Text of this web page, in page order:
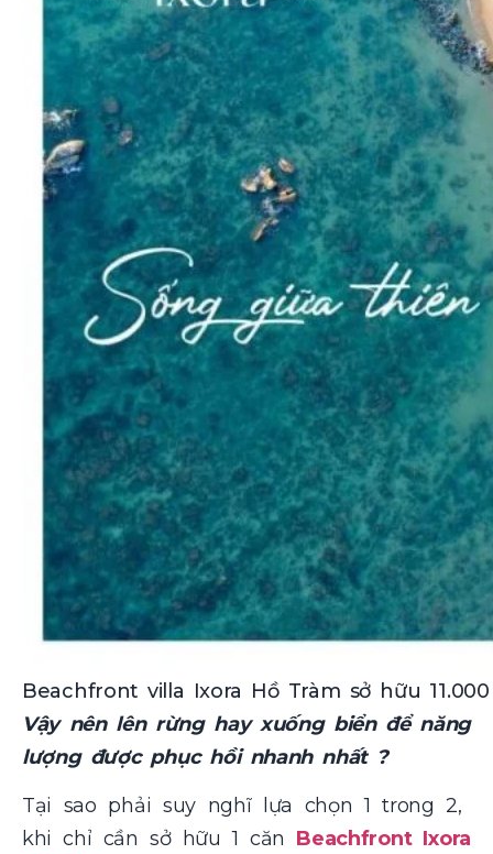
Beachfront villa Ixora Hồ Tràm sở hữu
Vậy nên lên rừng hay xuống biển để năng
lượng được phục hồi nhanh nhất ?
Tại sao phải suy nghĩ lựa chọn 1 trong 2,
khi chỉ cần sở hữu 1 căn Beachfront Ixora